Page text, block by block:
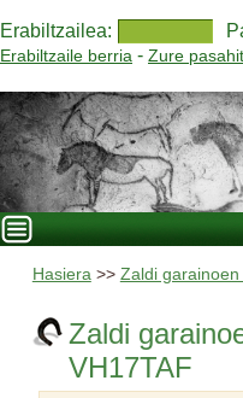
Erabiltzailea:
Erabiltzaile berria - Zure
Hasiera>> Zaldi
Zaldi
VH17TAF